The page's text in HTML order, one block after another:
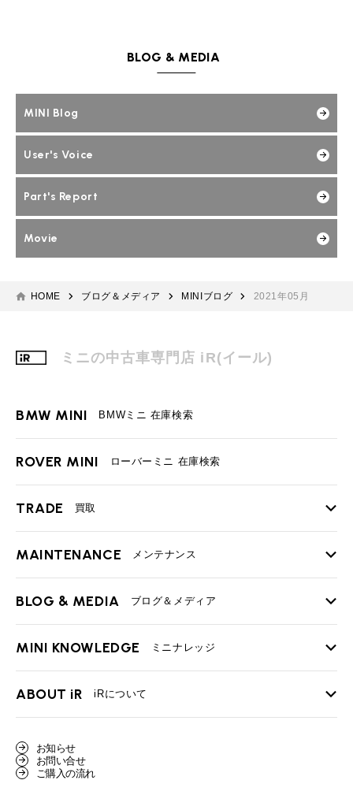
BLOG & MEDIA
MINI Blog
User's Voice
Part's Report
Movie
HOME ブログ＆メディア MINIブログ 2021年05月
ミニの中古車専門店 iR(イール)
BMW MINI BMWミニ 在庫検索
ROVER MINI ローバーミニ 在庫検索
TRADE 買取
TOP
必要書類
BMWミニ買取査定依頼
ローバーミニ買取査定依頼
MAINTENANCE メンテナンス
TOP
最近の修理実績
BLOG & MEDIA ブログ＆メディア
TOP
User's Voice 購入者様の声
Part's Report
MINI KNOWLEDGE ミニナレッジ
TOP
ローバーミニナレッジ
ABOUT iR iRについて
スタッフ紹介
お知らせ
お問い合せ
ご購入の流れ